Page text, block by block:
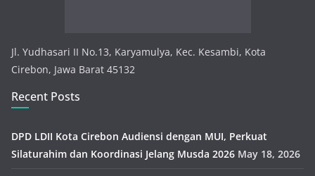
Jl. Yudhasari II No.13, Karyamulya, Kec. Kesambi, Kota
Cirebon, Jawa Barat 45132
Recent Posts
DPD LDII Kota Cirebon Audiensi dengan MUI, Perkuat
Silaturahim dan Koordinasi Jelang Musda 2026 May 18, 2026